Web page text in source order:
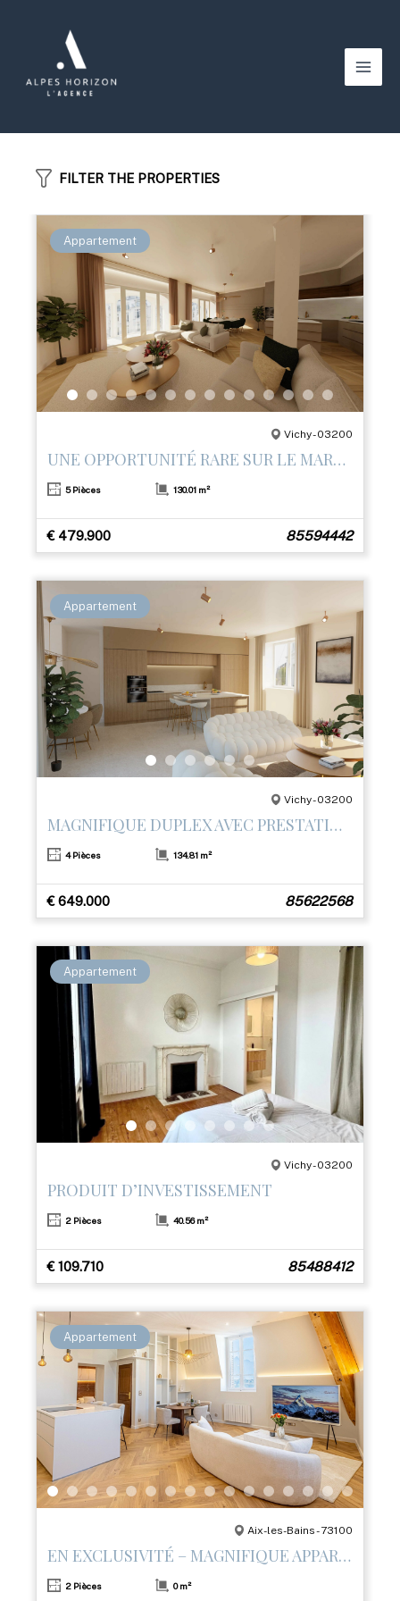
Main
FILTER THE PROPERTIES
Appartement
Vichy - 03200
UNE OPPORTUNITÉ RARE SUR LE MARCHÉ
5 Pièces 130.01 m²
€ 479.900 85594442
Appartement
Vichy - 03200
MAGNIFIQUE DUPLEX AVEC PRESTATIONS HAUT DE GAMME ET TERRASSE– CŒUR DE VICHY
4 Pièces 134.81 m²
€ 649.000 85622568
Appartement
Vichy - 03200
PRODUIT D’INVESTISSEMENT
2 Pièces 40.56 m²
€ 109.710 85488412
Appartement
Aix-les-Bains - 73100
EN EXCLUSIVITÉ – MAGNIFIQUE APPARTEMENT T2 RÉNOVÉ AVEC PRESTATIONS HAUT DE GAMME
2 Pièces 0 m²